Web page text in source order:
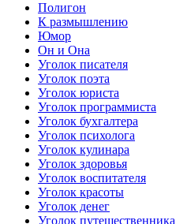
Полигон
К размышлению
Юмор
Он и Она
Уголок писателя
Уголок поэта
Уголок юриста
Уголок программиста
Уголок бухгалтера
Уголок психолога
Уголок кулинара
Уголок здоровья
Уголок воспитателя
Уголок красоты
Уголок денег
Уголок путешественника